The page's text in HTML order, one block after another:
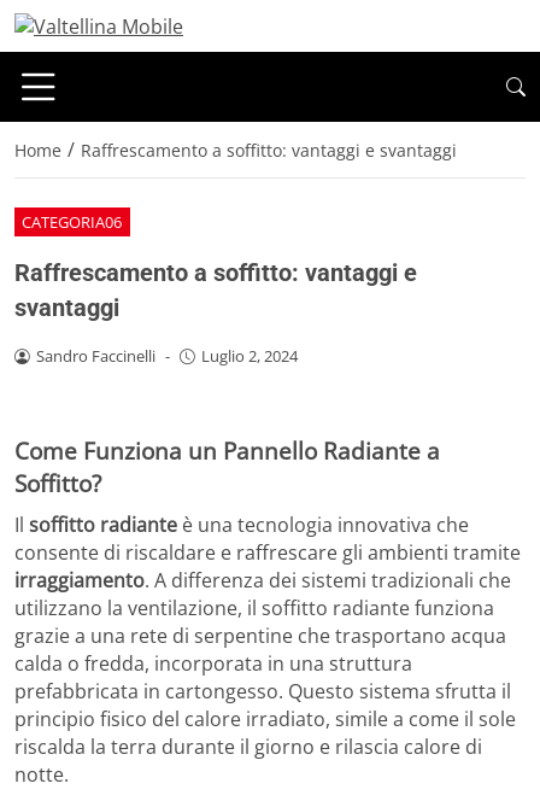
Home / Raffrescamento a soffitto: vantaggi e svantaggi
CATEGORIA06
Raffrescamento a soffitto: vantaggi e
svantaggi
Sandro Faccinelli - Luglio 2, 2024
Come Funziona un Pannello Radiante a
Soffitto?
Il soffitto radiante è una tecnologia innovativa che
consente di riscaldare e raffrescare gli ambienti tramite
irraggiamento. A differenza dei sistemi tradizionali che
utilizzano la ventilazione, il soffitto radiante funziona
grazie a una rete di serpentine che trasportano acqua
calda o fredda, incorporata in una struttura
prefabbricata in cartongesso. Questo sistema sfrutta il
principio fisico del calore irradiato, simile a come il sole
riscalda la terra durante il giorno e rilascia calore di
notte.